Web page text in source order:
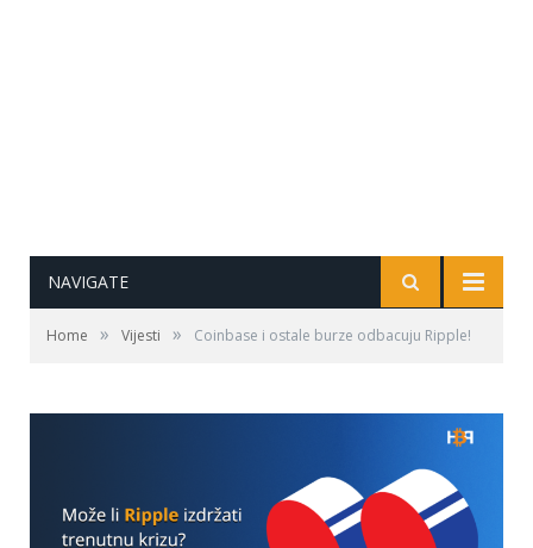
NAVIGATE
Home » Vijesti » Coinbase i ostale burze odbacuju Ripple!